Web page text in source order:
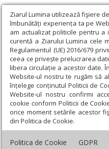
Ziarul Lumina utilizează fişiere
îmbunătăți experiența ta pe
am actualizat politicile pentru a
curentă a Ziarului Lumina cele
Regulamentul (UE) 2016/679
ceea ce privește prelucrarea
libera circulație a acestor date.
Website-ul nostru te rugăm să
înțelege conținutul Politicii de
Website-ul nostru confirmi
cookie conform Politicii de
orice moment setările acestor
din Politica de Cookie.
Politica de Cookie GDPR
Ziarul Lumina › Actualitate
satului Spermezeu, Bistriţa-
Sărbătoarea satului
Năsăud